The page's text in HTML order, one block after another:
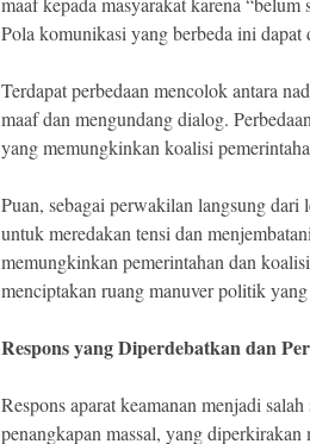
Pola komunikasi yang berbeda ini
Terdapat perbedaan mencolok antara
maaf dan mengundang dialog.
yang memungkinkan koalisi
Puan, sebagai perwakilan langsung
untuk meredakan tensi dan
memungkinkan pemerintahan dan
menciptakan ruang manuver politik
Respons yang Diperdebatkan dan
Respons aparat keamanan menjadi
penangkapan massal, yang